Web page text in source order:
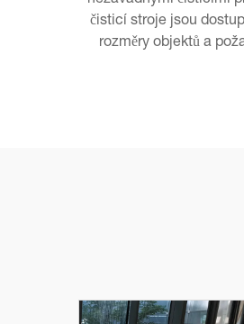
čisticí stroje jsou
rozměry objektů a